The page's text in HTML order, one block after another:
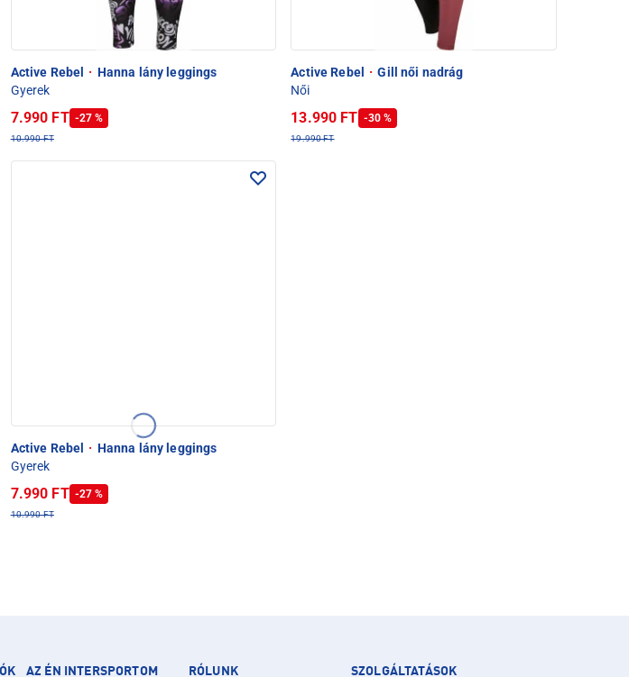
Active Rebel · Hanna lány leggings
Gyerek
7.990 FT -27 %
10.990 FT
Active Rebel · Gill női nadrág
Női
13.990 FT -30 %
19.990 FT
Active Rebel · Hanna lány leggings
Gyerek
7.990 FT -27 %
10.990 FT
AZ ÉN INTERSPORTOM RÓLUNK SZOLGÁLTATÁSOK